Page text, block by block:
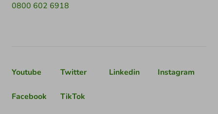
0800 602 6918
Youtube Twitter Linkedin Instagram
Facebook TikTok